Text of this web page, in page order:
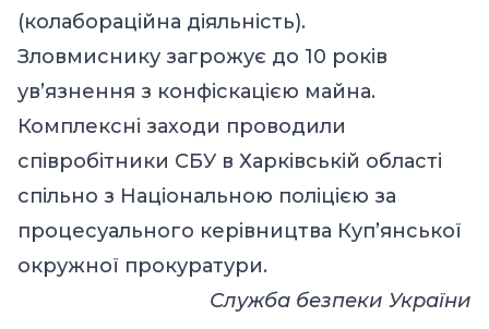
(колабораційна діяльність).
Зловмиснику загрожує до 10 років
ув’язнення з конфіскацією майна.
Комплексні заходи проводили
співробітники СБУ в Харківській області
спільно з Національною поліцією за
процесуального керівництва Куп’янської
окружної прокуратури.
Служба безпеки України